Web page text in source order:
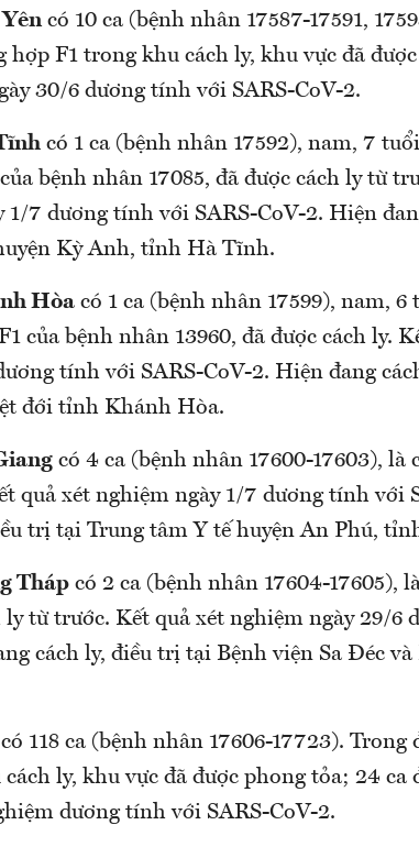
có 10 ca (bệnh nhân 17587-17591,
hợp F1 trong khu cách ly, khu vực đã
30/6 dương tính với SARS-CoV-2.
có 1 ca (bệnh nhân 17592), nam, 7
bệnh nhân 17085, đã được cách ly từ
1/7 dương tính với SARS-CoV-2. Hiện
Kỳ Anh, tỉnh Hà Tĩnh.
Hòa có 1 ca (bệnh nhân 17599), nam,
của bệnh nhân 13960, đã được cách ly.
tính với SARS-CoV-2. Hiện đang
đới tỉnh Khánh Hòa.
có 4 ca (bệnh nhân 17600-17603), là
quả xét nghiệm ngày 1/7 dương tính với
trị tại Trung tâm Y tế huyện An Phú,
Tháp có 2 ca (bệnh nhân 17604-17605),
ly từ trước. Kết quả xét nghiệm ngày 29/6
cách ly, điều trị tại Bệnh viện Sa Đéc
có 118 ca (bệnh nhân 17606-17723).
ly, khu vực đã được phong tỏa; 24 ca
dương tính với SARS-CoV-2.